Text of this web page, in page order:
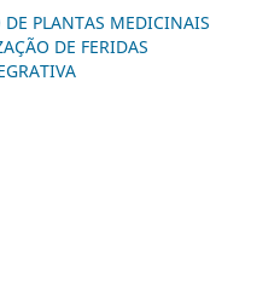
PLANTAS MEDICINAIS
DE FERIDAS